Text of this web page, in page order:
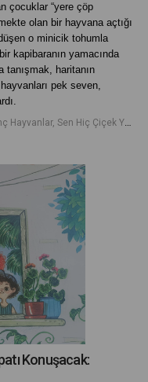
çocuklar “yere çöp
olan bir hayvana açtığı
o minicik tohumla
kapibaranın yamacında
haritanın
pek seven,
Işıl Kızılırmak, Dünya Çevre Günü, Yu ve İlginç Hayvanlar, Sen Hiç Çiçek Yedin mi?
Konuşacak: